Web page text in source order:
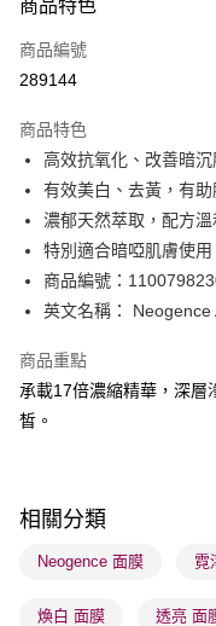
信用卡
Apple Pay
PayMe
WeChat Pay
BoC Pay
送貨方式
每筆HK$65.00，滿
順豐站及營業點 - 確認發
物流公司進行物流配送
每筆HK$65.00，滿
(香港門市) 只顯示可選門
商品特色
商品編號
289144
商品特色
高效抗氧化、改善暗
有效美白、去黃，有
濃郁天然萃取，配方
特別適合暗啞肌膚使用
商品編號：
英文名稱：
商品重點
承載17倍濃縮精華，深層
皙。
相關分類
Neogence 面膜 霓
煥白 面膜 透亮 面